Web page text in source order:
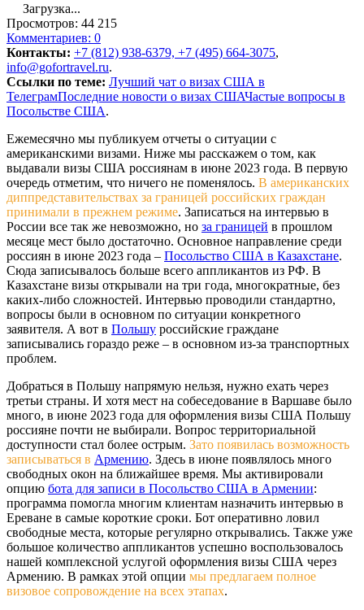
Загрузка...
Просмотров: 44 215
Комментариев: 0
Контакты: +7 (812) 938-6379, +7 (495) 664-3075,
info@gofortravel.ru.
Ссылки по теме: Лучший чат о визах США в
ТелеграмПоследние новости о визах СШАЧастые вопросы в
Посольстве США.
Ежемесячно мы публикуем отчеты о ситуации с
американскими визами. Ниже мы расскажем о том, как
выдавали визы США россиянам в июне 2023 года. В первую
очередь отметим, что ничего не поменялось. В американских
диппредставительствах за границей российских граждан
принимали в прежнем режиме. Записаться на интервью в
России все так же невозможно, но за границей в прошлом
месяце мест было достаточно. Основное направление среди
россиян в июне 2023 года – Посольство США в Казахстане.
Сюда записывалось больше всего аппликантов из РФ. В
Казахстане визы открывали на три года, многократные, без
каких-либо сложностей. Интервью проводили стандартно,
вопросы были в основном по ситуации конкретного
заявителя. А вот в Польшу российские граждане
записывались гораздо реже – в основном из-за транспортных
проблем.
Добраться в Польшу напрямую нельзя, нужно ехать через
третьи страны. И хотя мест на собеседование в Варшаве было
много, в июне 2023 года для оформления визы США Польшу
россияне почти не выбирали. Вопрос территориальной
доступности стал более острым. Зато появилась возможность
записываться в Армению. Здесь в июне появлялось много
свободных окон на ближайшее время. Мы активировали
опцию бота для записи в Посольство США в Армении:
программа помогла многим клиентам назначить интервью в
Ереване в самые короткие сроки. Бот оперативно ловил
свободные места, которые регулярно открывались. Также уже
большое количество аппликантов успешно воспользовалось
нашей комплексной услугой оформления визы США через
Армению. В рамках этой опции мы предлагаем полное
визовое сопровождение на всех этапах.